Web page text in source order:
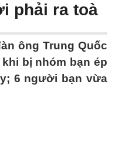
phải ra toà
ông Trung Quốc
bị nhóm bạn ép
6 người bạn vừa